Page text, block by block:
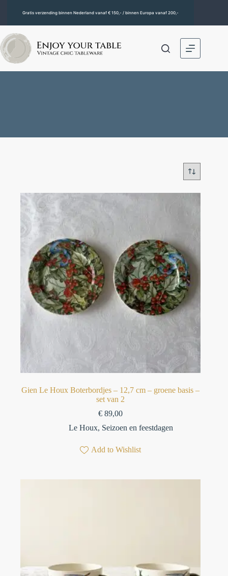
Gratis verzending binnen Nederland vanaf € 150,- / binnen Europa vanaf 200,-
Gien Le Houx Boterbordjes – 12,7 cm – groene basis –
set van 2
€ 89,00
Le Houx, Seizoen en feestdagen
Add to Wishlist